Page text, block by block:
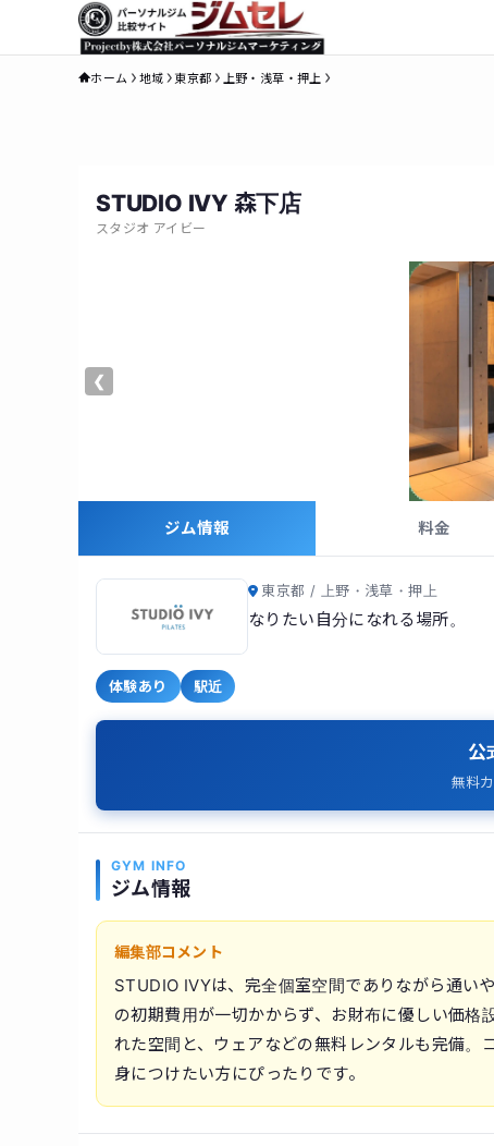
ホーム 地域 東京都 上野・浅草・押上
STUDIO IVY 森下店
スタジオ アイビー
❮
ジム情報 料金
東京都 / 上野・浅草・押上
なりたい自分になれる場所。
体験あり 駅近
公
無料
GYM INFO
ジム情報
編集部コメント
STUDIO IVYは、完全個室空間でありながら通い
の初期費用が一切かからず、お財布に優しい価
れた空間と、ウェアなどの無料レンタルも完備。
身につけたい方にぴったりです。